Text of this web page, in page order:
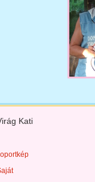
Kati